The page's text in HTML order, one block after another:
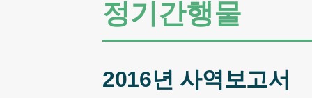
정기간행물
2016년 사역보고서